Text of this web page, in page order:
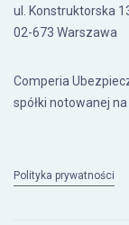
ul. Konstruktorska
02-673 Warszawa
Comperia
spółki notowanej
Polityka prywatności